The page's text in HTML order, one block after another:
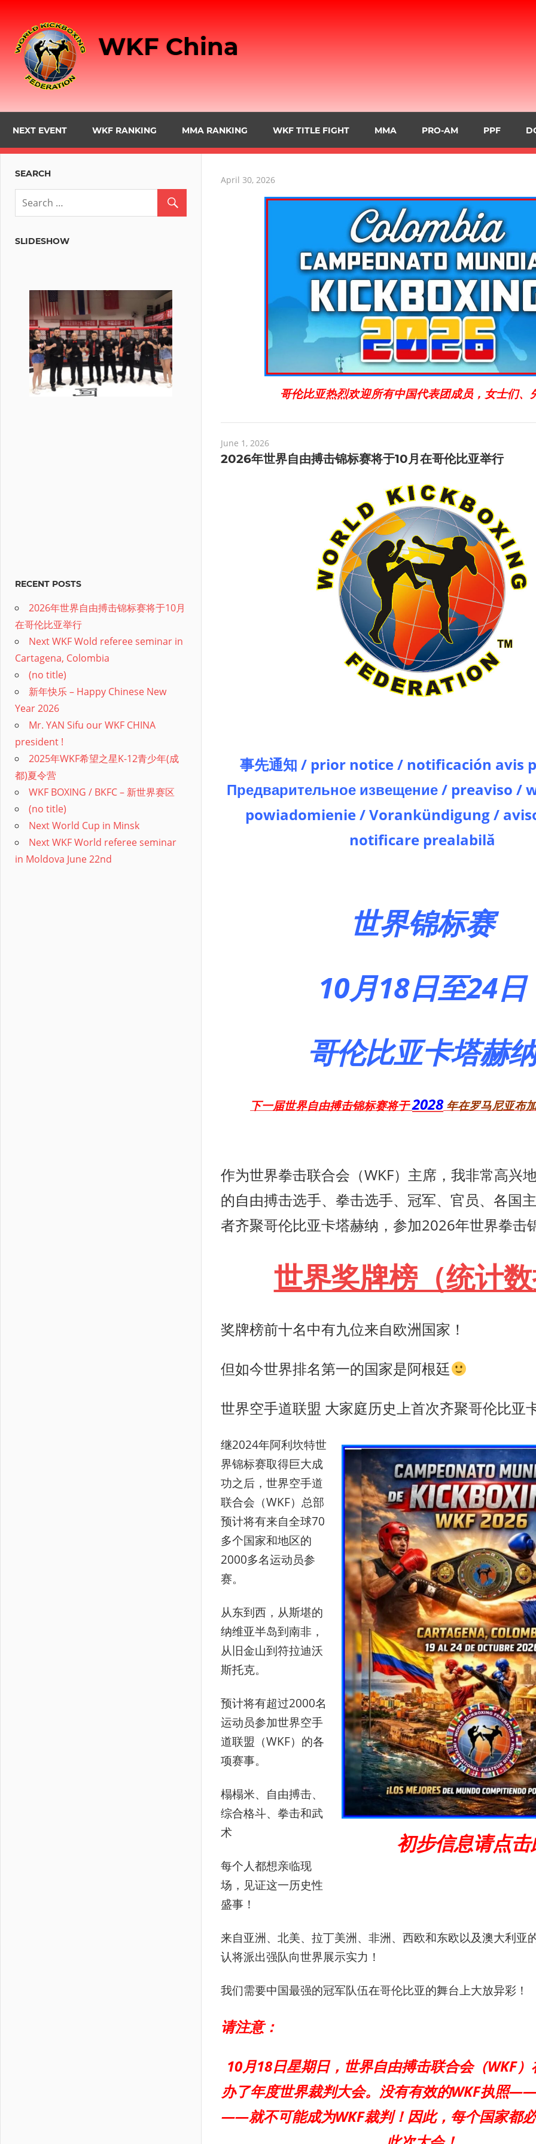
content
WKF China
NEXT EVENT WKF RANKING MMA RANKING WKF TITLE FIGHT MMA PRO-AM PPF
April 30, 2026
哥伦比亚热烈欢迎所有中国代表团成员，女士们、
June 1, 2026
2026年世界自由搏击锦标赛将于10月在哥伦比亚举行
事先通知 / prior notice / notificación avis
Предварительное извещение / preaviso /
powiadomienie / Vorankündigung /
notificare prealabilă
世界锦标赛
10月18日至24日
哥伦比亚卡塔赫
下一届世界自由搏击锦标赛将于2028 年在罗马尼亚布
作为世界拳击联合会（WKF）主席，我非常高兴
的自由搏击选手、拳击选手、冠军、官员、各国
者齐聚哥伦比亚卡塔赫纳，参加2026年世界拳击
世界奖牌榜（统计
奖牌榜前十名中有九位来自欧洲国家！
但如今世界排名第一的国家是阿根廷
世界空手道联盟 大家庭历史上首次齐聚哥伦比亚
初步信息请点
继2024年阿利坎特世
界锦标赛取得巨大成
功之后，世界空手道
联合会（WKF）总部
预计将有来自全球70
多个国家和地区的
2000多名运动员参
赛。
从东到西，从斯堪的
纳维亚半岛到南非，
从旧金山到符拉迪沃
斯托克。
预计将有超过2000名
运动员参加世界空手
道联盟（WKF）的各
项赛事。
榻榻米、自由搏击、
综合格斗、拳击和武
术
每个人都想亲临现
场，见证这一历史性
盛事！
来自亚洲、北美、拉丁美洲、非洲、西欧和东欧以及澳大利亚
认将派出强队向世界展示实力！
我们需要中国最强的冠军队伍在哥伦比亚的舞台上大放异彩！
请注意：
10月18日星期日，世界自由搏击联合会（WKF
办了年度世界裁判大会。没有有效的WKF执照
——就不可能成为WKF裁判！因此，每个国家都
SEARCH
SLIDESHOW
RECENT POSTS
2026年世界自由搏击锦标赛将于10月
在哥伦比亚举行
Next WKF Wold referee seminar in
Cartagena, Colombia
(no title)
新年快乐 – Happy Chinese New
Year 2026
Mr. YAN Sifu our WKF CHINA
president !
2025年WKF希望之星K-12青少年(成
都)夏令营
WKF BOXING / BKFC – 新世界赛区
(no title)
Next World Cup in Minsk
Next WKF World referee seminar
in Moldova June 22nd